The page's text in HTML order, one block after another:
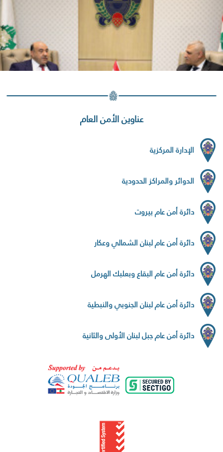
عناوين الأمن العام
الإدارة المركزية
الدوائر والمراكز الحدودية
دائرة أمن عام بيروت
دائرة أمن عام لبنان الشمالي وعكار
دائرة أمن عام البقاع وبعلبك الهرمل
دائرة أمن عام لبنان الجنوبي والنبطية
دائرة أمن عام جبل لبنان الأولى والثانية